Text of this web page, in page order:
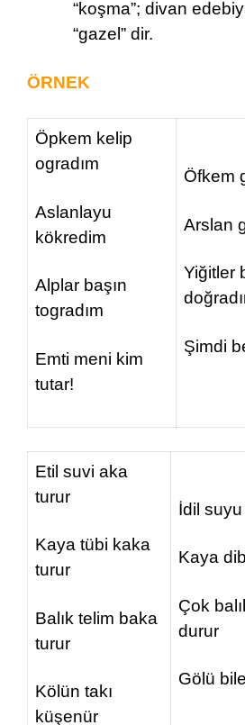
“koşma”; divan
“gazel” dir.
ÖRNEK
Öpkem kelip
ogradım
Aslanlayu
kökredim
Alplar başın
togradım
Emti meni kim
tutar!
Öfkem
Arslan
Yiğitler
Şimdi
Etil suvi aka
turur
Kaya tübi kaka
turur
Balık telim baka
turur
Kölün takı
küşenür
İdil
Kaya
Çok
durur
Gölü